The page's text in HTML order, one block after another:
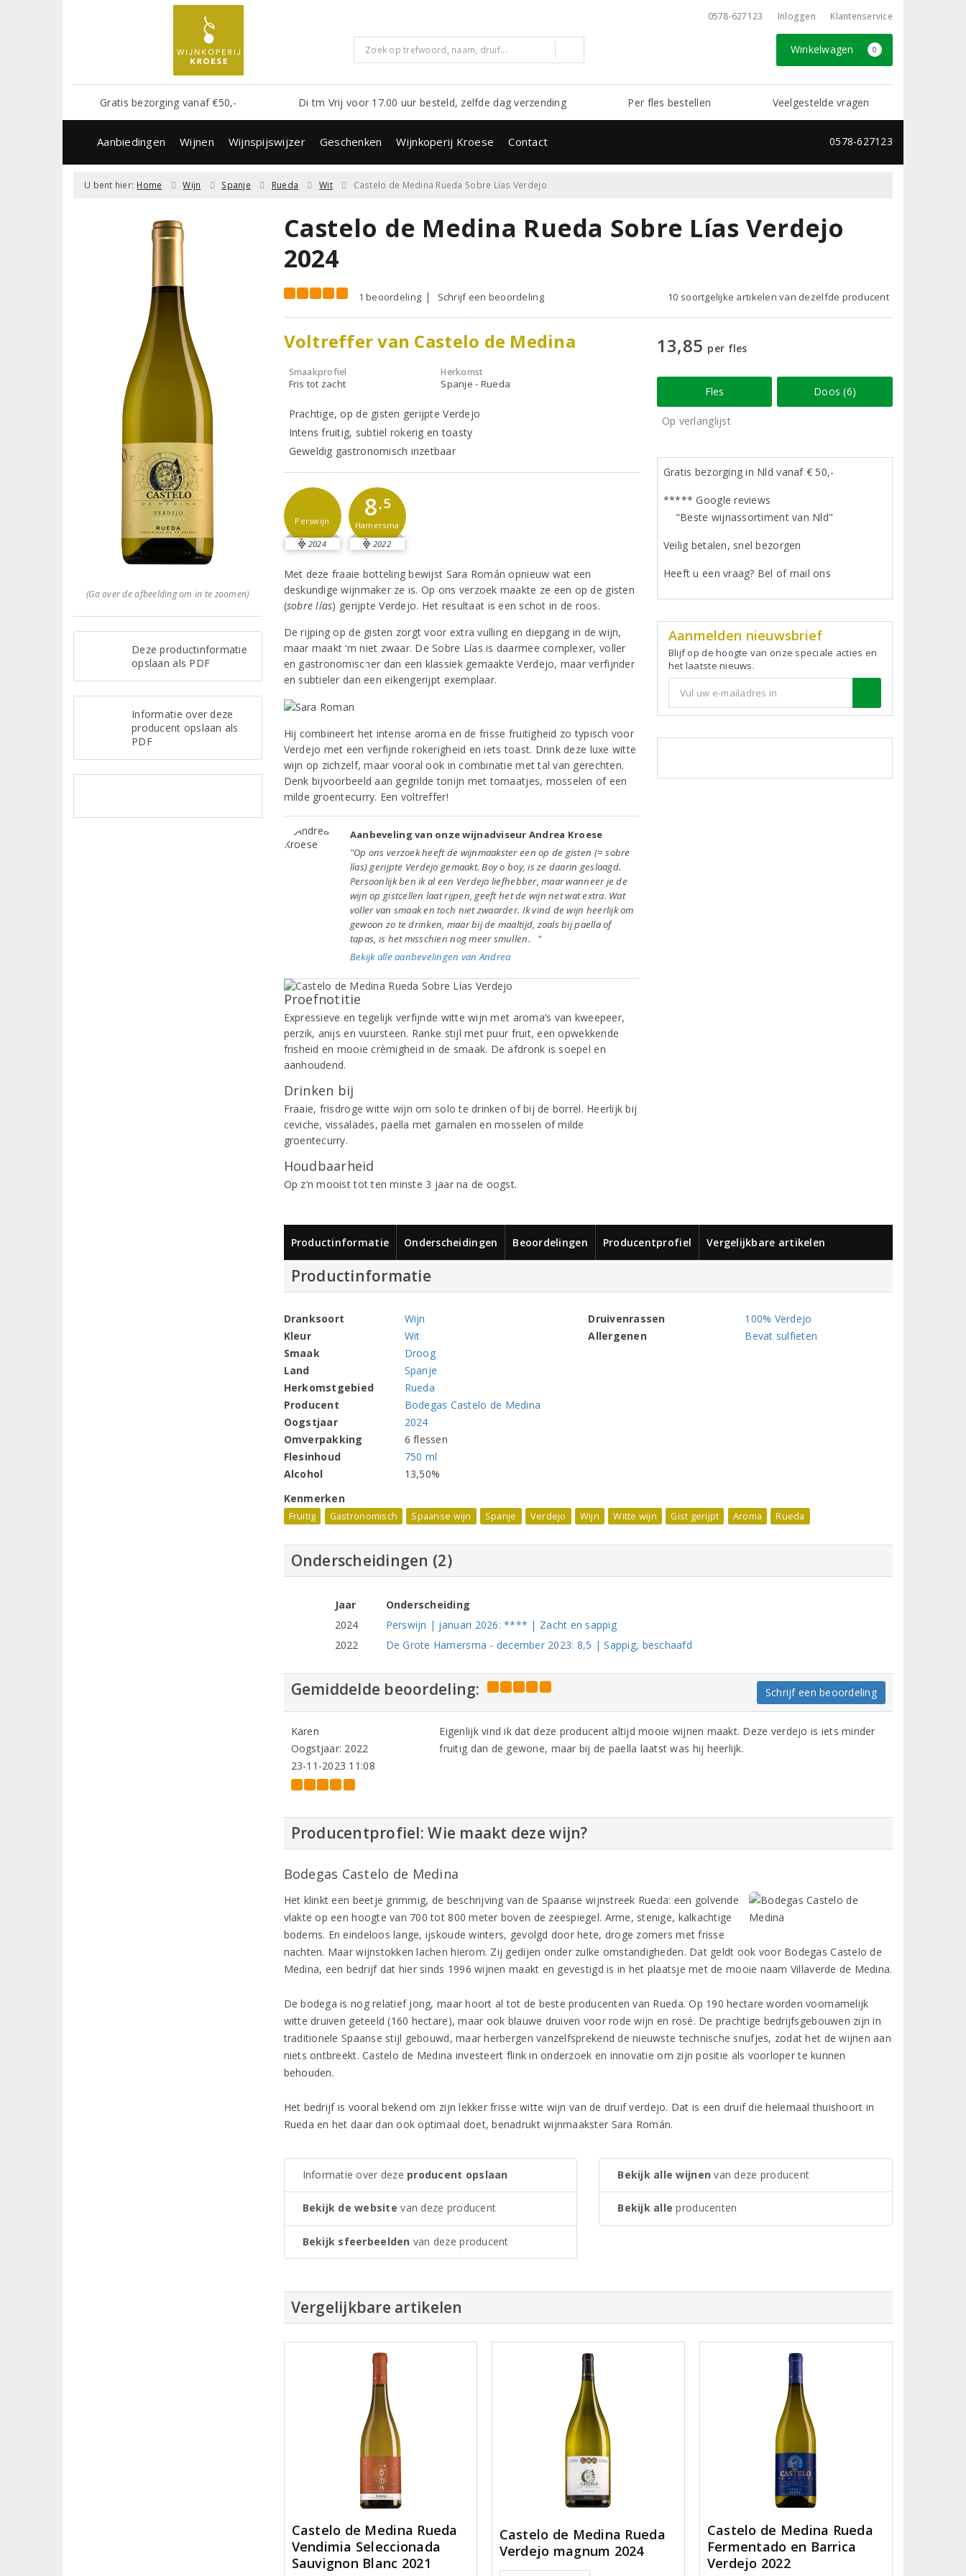
0578-627123 Inloggen Klantenservice
Winkelwagen 0
Gratis bezorging vanaf €50,- Di tm Vrij voor 17.00 uur besteld, zelfde dag verzending Per fles bestellen Veelgestelde vragen
Aanbiedingen Wijnen Wijnspijswijzer Geschenken Wijnkoperij Kroese Contact 0578-627123
U bent hier: Home Wijn Spanje Rueda Wit Castelo de Medina Rueda Sobre Lías Verdejo
(Ga over de afbeelding om in te zoomen)
Deze productinformatie
opslaan als PDF
Informatie over deze
producent opslaan als
PDF
Castelo de Medina Rueda Sobre Lías Verdejo
2024
1 beoordeling Schrijf een beoordeling 10 soortgelijke artikelen van dezelfde producent
Voltreffer van Castelo de Medina
Smaakprofiel
Fris tot zacht
Herkomst
Spanje - Rueda
Prachtige, op de gisten gerijpte Verdejo
Intens fruitig, subtiel rokerig en toasty
Geweldig gastronomisch inzetbaar
Perswijn
2024
8,5
Hamersma
2022
Met deze fraaie botteling bewijst Sara Román opnieuw wat een
deskundige wijnmaker ze is. Op ons verzoek maakte ze een op de gisten
(sobre lías) gerijpte Verdejo. Het resultaat is een schot in de roos.
De rijping op de gisten zorgt voor extra vulling en diepgang in de wijn,
maar maakt ‘m niet zwaar. De Sobre Lías is daarmee complexer, voller
en gastronomischer dan een klassiek gemaakte Verdejo, maar verfijnder
en subtieler dan een eikengerijpt exemplaar.
Hij combineert het intense aroma en de frisse fruitigheid zo typisch voor
Verdejo met een verfijnde rokerigheid en iets toast. Drink deze luxe witte
wijn op zichzelf, maar vooral ook in combinatie met tal van gerechten.
Denk bijvoorbeeld aan gegrilde tonijn met tomaatjes, mosselen of een
milde groentecurry. Een voltreffer!
Aanbeveling van onze wijnadviseur Andrea Kroese
"Op ons verzoek heeft de wijnmaakster een op de gisten (= sobre
lías) gerijpte Verdejo gemaakt. Boy o boy, is ze daarin geslaagd.
Persoonlijk ben ik al een Verdejo liefhebber, maar wanneer je de
wijn op gistcellen laat rijpen, geeft het de wijn net wat extra. Wat
voller van smaak en toch niet zwaarder. Ik vind de wijn heerlijk om
gewoon zo te drinken, maar bij de maaltijd, zoals bij paella of
tapas, is het misschien nog meer smullen. "
Bekijk alle aanbevelingen van Andrea
Proefnotitie
Expressieve en tegelijk verfijnde witte wijn met aroma’s van kweepeer,
perzik, anijs en vuursteen. Ranke stijl met puur fruit, een opwekkende
frisheid en mooie crèmigheid in de smaak. De afdronk is soepel en
aanhoudend.
Drinken bij
Fraaie, frisdroge witte wijn om solo te drinken of bij de borrel. Heerlijk bij
ceviche, vissalades, paella met garnalen en mosselen of milde
groentecurry.
Houdbaarheid
Op z’n mooist tot ten minste 3 jaar na de oogst.
13,85 per fles
Fles Doos (6)
Op verlanglijst
Gratis bezorging in Nld vanaf € 50,-
***** Google reviews
"Beste wijnassortiment van Nld"
Veilig betalen, snel bezorgen
Heeft u een vraag? Bel of mail ons
Aanmelden nieuwsbrief
Blijf op de hoogte van onze speciale acties en
het laatste nieuws.
Productinformatie Onderscheidingen Beoordelingen Producentprofiel Vergelijkbare artikelen
Productinformatie
Dranksoort
Wijn
Kleur
Wit
Smaak
Droog
Land
Spanje
Herkomstgebied
Rueda
Producent
Bodegas Castelo de Medina
Oogstjaar
2024
Omverpakking
6 flessen
Flesinhoud
750 ml
Alcohol
13,50%
Druivenrassen
100% Verdejo
Allergenen
Bevat sulfieten
Kenmerken
Fruitig Gastronomisch Spaanse wijn Spanje Verdejo Wijn Witte wijn Gist gerijpt Aroma Rueda
Onderscheidingen (2)
Jaar
Onderscheiding
2024
Perswijn | januari 2026: **** | Zacht en sappig
2022
De Grote Hamersma - december 2023: 8,5 | Sappig, beschaafd
Gemiddelde beoordeling: Schrijf een beoordeling
Karen
Oogstjaar: 2022
23-11-2023 11:08
Eigenlijk vind ik dat deze producent altijd mooie wijnen maakt. Deze verdejo is iets minder
fruitig dan de gewone, maar bij de paella laatst was hij heerlijk.
Producentprofiel: Wie maakt deze wijn?
Bodegas Castelo de Medina
Het klinkt een beetje grimmig, de beschrijving van de Spaanse wijnstreek Rueda: een golvende
vlakte op een hoogte van 700 tot 800 meter boven de zeespiegel. Arme, stenige, kalkachtige
bodems. En eindeloos lange, ijskoude winters, gevolgd door hete, droge zomers met frisse
nachten. Maar wijnstokken lachen hierom. Zij gedijen onder zulke omstandigheden. Dat geldt ook voor Bodegas Castelo de
Medina, een bedrijf dat hier sinds 1996 wijnen maakt en gevestigd is in het plaatsje met de mooie naam Villaverde de Medina.
De bodega is nog relatief jong, maar hoort al tot de beste producenten van Rueda. Op 190 hectare worden voornamelijk
witte druiven geteeld (160 hectare), maar ook blauwe druiven voor rode wijn en rosé. De prachtige bedrijfsgebouwen zijn in
traditionele Spaanse stijl gebouwd, maar herbergen vanzelfsprekend de nieuwste technische snufjes, zodat het de wijnen aan
niets ontbreekt. Castelo de Medina investeert flink in onderzoek en innovatie om zijn positie als voorloper te kunnen
behouden.
Het bedrijf is vooral bekend om zijn lekker frisse witte wijn van de druif verdejo. Dat is een druif die helemaal thuishoort in
Rueda en het daar dan ook optimaal doet, benadrukt wijnmaakster Sara Román.
Informatie over deze producent opslaan
Bekijk de website van deze producent
Bekijk sfeerbeelden van deze producent
Bekijk alle wijnen van deze producent
Bekijk alle producenten
Vergelijkbare artikelen
Castelo de Medina Rueda
Vendimia Seleccionada
Sauvignon Blanc 2021
Castelo de Medina Rueda
Verdejo magnum 2024
Castelo de Medina Rueda
Fermentado en Barrica
Verdejo 2022